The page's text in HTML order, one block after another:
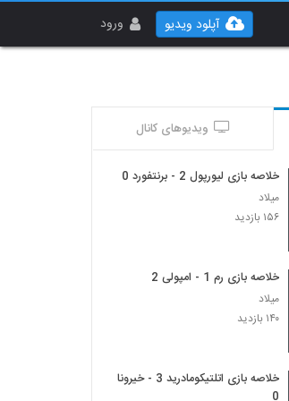
ورود آپلود ویدیو
ویدیوهای کانال
خلاصه بازی لیورپول 2 - برنتفورد 0
میلاد
۱۵۶ بازدید
خلاصه بازی رم 1 - امپولی 2
میلاد
۱۴۰ بازدید
خلاصه بازی اتلتیکومادرید 3 - خیرونا
0